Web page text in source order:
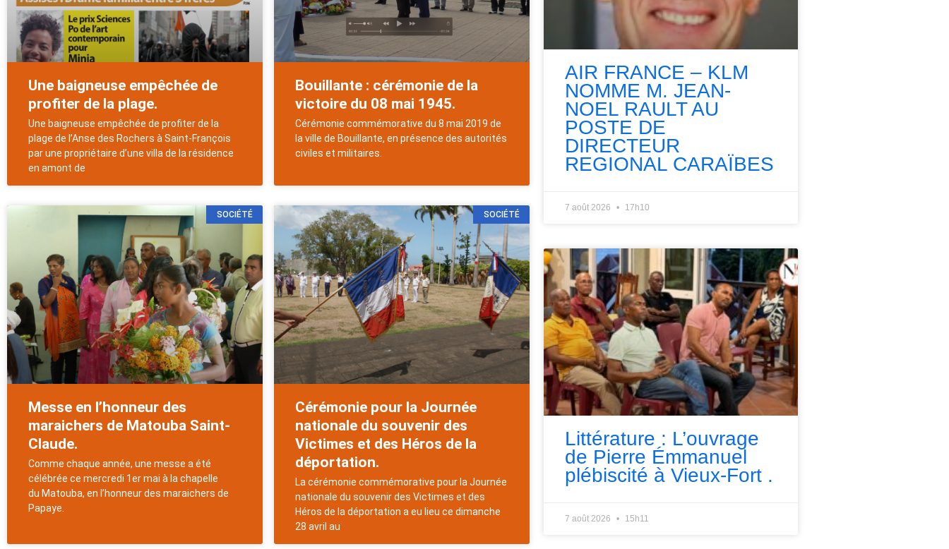
Une baigneuse empêchée de
profiter de la plage.
Une baigneuse empêchée de profiter de la
plage de l’Anse des Rochers à Saint-François
par une propriétaire d’une villa de la résidence
en amont de
Bouillante : cérémonie de la
victoire du 08 mai 1945.
Cérémonie commémorative du 8 mai 2019 de
la ville de Bouillante, en présence des autorités
civiles et militaires.
SOCIÉTÉ
Messe en l’honneur des
maraichers de Matouba Saint-
Claude.
Comme chaque année, une messe a été
célébrée ce mercredi 1er mai à la chapelle
du Matouba, en l’honneur des maraichers de
Papaye.
SOCIÉTÉ
Cérémonie pour la Journée
nationale du souvenir des
Victimes et des Héros de la
déportation.
La cérémonie commémorative pour la Journée
nationale du souvenir des Victimes et des
Héros de la déportation a eu lieu ce dimanche
28 avril au
AIR FRANCE – KLM
NOMME M. JEAN-
NOEL RAULT AU
POSTE DE
DIRECTEUR
REGIONAL CARAÏBES
7 août 2026 17h10
Littérature : L’ouvrage
de Pierre Émmanuel
plébiscité à Vieux-Fort .
7 août 2026 15h11